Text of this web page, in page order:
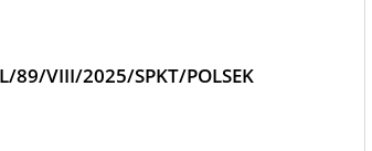
VIII/2025/SPKT/POLSEK